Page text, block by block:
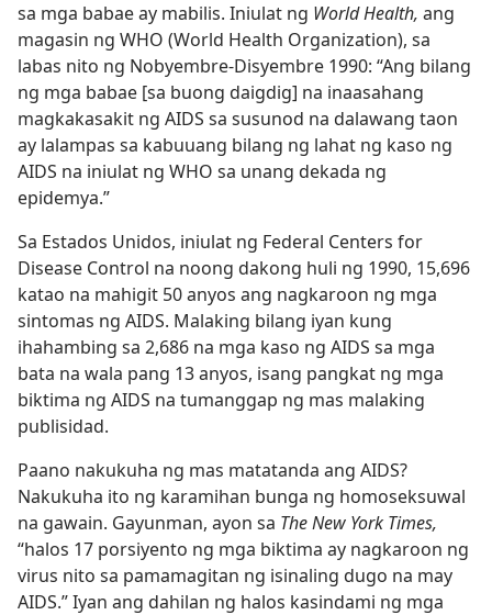
sa mga babae ay mabilis. Iniulat ng World Health, ang
magasin ng WHO (World Health Organization), sa
labas nito ng Nobyembre-Disyembre 1990: “Ang bilang
ng mga babae [sa buong daigdig] na inaasahang
magkakasakit ng AIDS sa susunod na dalawang taon
ay lalampas sa kabuuang bilang ng lahat ng kaso ng
AIDS na iniulat ng WHO sa unang dekada ng
epidemya.”
Sa Estados Unidos, iniulat ng Federal Centers for
Disease Control na noong dakong huli ng 1990, 15,696
katao na mahigit 50 anyos ang nagkaroon ng mga
sintomas ng AIDS. Malaking bilang iyan kung
ihahambing sa 2,686 na mga kaso ng AIDS sa mga
bata na wala pang 13 anyos, isang pangkat ng mga
biktima ng AIDS na tumanggap ng mas malaking
publisidad.
Paano nakukuha ng mas matatanda ang AIDS?
Nakukuha ito ng karamihan bunga ng homoseksuwal
na gawain. Gayunman, ayon sa The New York Times,
“halos 17 porsiyento ng mga biktima ay nagkaroon ng
virus nito sa pamamagitan ng isinaling dugo na may
AIDS.” Iyan ang dahilan ng halos kasindami ng mga